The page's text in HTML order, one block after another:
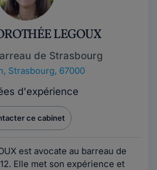
LEGOUX
de Strasbourg
, Strasbourg, 67000
d'expérience
ce cabinet
est avocate au barreau de
Elle met son expérience et